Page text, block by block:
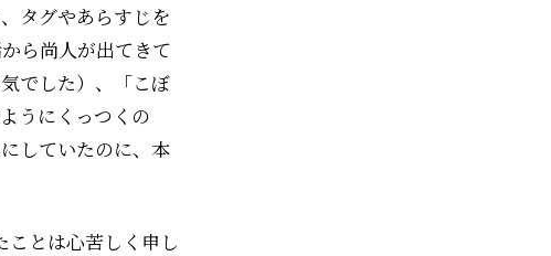
タグやあらすじを
ら尚人が出てきて
でした）、「こぼ
うにくっつくの
していたのに、本
とは心苦しく申し